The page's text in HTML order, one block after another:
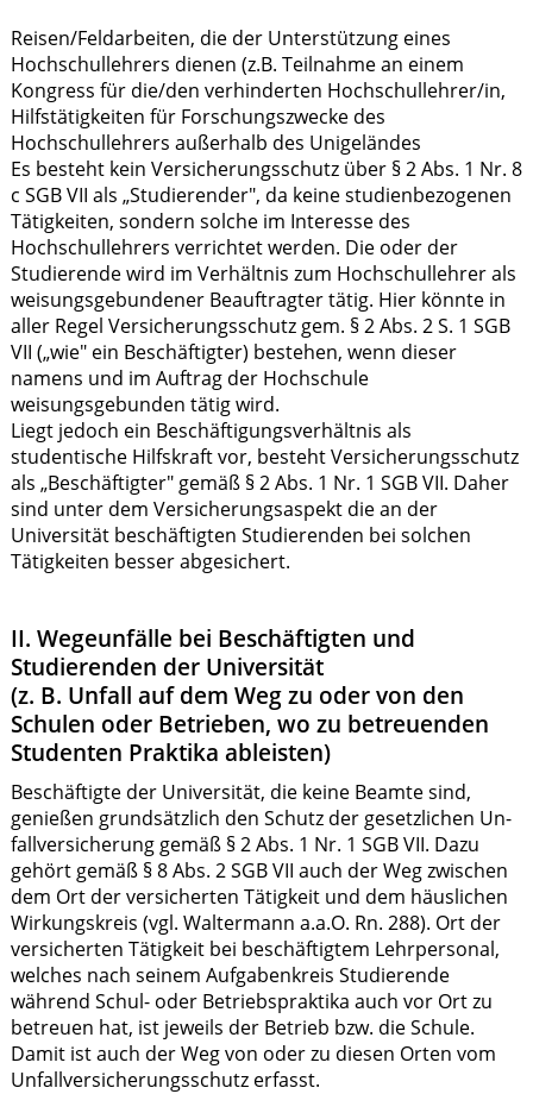
Reisen/Feldarbeiten, die der Unterstützung eines
Hochschullehrers dienen (z.B. Teilnahme an einem
Kongress für die/den verhinderten Hochschullehrer/in,
Hilfstätigkeiten für Forschungszwecke des
Hochschullehrers außerhalb des Unigeländes
Es besteht kein Versicherungsschutz über § 2 Abs. 1 Nr. 8
c SGB VII als „Studierender", da keine studienbezogenen
Tätigkeiten, sondern solche im Interesse des
Hochschullehrers verrichtet werden. Die oder der
Studierende wird im Verhältnis zum Hochschullehrer als
weisungsgebundener Beauftragter tätig. Hier könnte in
aller Regel Versicherungsschutz gem. § 2 Abs. 2 S. 1 SGB
VII („wie" ein Beschäftigter) bestehen, wenn dieser
namens und im Auftrag der Hochschule
weisungsgebunden tätig wird.
Liegt jedoch ein Beschäftigungsverhältnis als
studentische Hilfskraft vor, besteht Versicherungsschutz
als „Beschäftigter" gemäß § 2 Abs. 1 Nr. 1 SGB VII. Daher
sind unter dem Versicherungsaspekt die an der
Universität beschäftigten Studierenden bei solchen
Tätigkeiten besser abgesichert.
II. Wegeunfälle bei Beschäftigten und
Studierenden der Universität
(z. B. Unfall auf dem Weg zu oder von den
Schulen oder Betrieben, wo zu betreuenden
Studenten Praktika ableisten)
Beschäftigte der Universität, die keine Beamte sind,
genießen grundsätzlich den Schutz der gesetzlichen Un-
fallversicherung gemäß § 2 Abs. 1 Nr. 1 SGB VII. Dazu
gehört gemäß § 8 Abs. 2 SGB VII auch der Weg zwischen
dem Ort der versicherten Tätigkeit und dem häuslichen
Wirkungskreis (vgl. Waltermann a.a.O. Rn. 288). Ort der
versicherten Tätigkeit bei beschäftigtem Lehrpersonal,
welches nach seinem Aufgabenkreis Studierende
während Schul- oder Betriebspraktika auch vor Ort zu
betreuen hat, ist jeweils der Betrieb bzw. die Schule.
Damit ist auch der Weg von oder zu diesen Orten vom
Unfallversicherungsschutz erfasst.